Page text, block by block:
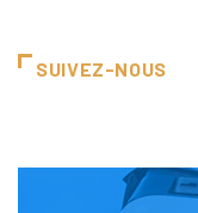
SUIVEZ-NOUS